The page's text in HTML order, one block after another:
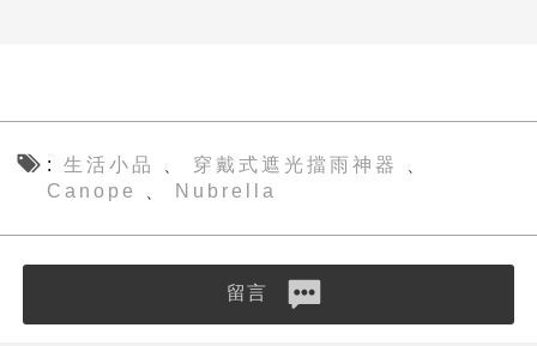
生活小品 穿戴式遮光擋雨神器
Canope Nubrella
留言